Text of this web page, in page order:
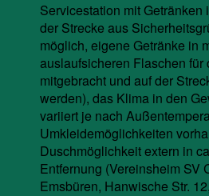
Servicestation mit Getränken
der Strecke aus
möglich, eigene Getränke in
auslaufsicheren Flaschen für
mitgebracht und auf der
werden), das Klima in den
variiert je nach
Umkleidemöglichkeiten
Duschmöglichkeit extern in
Entfernung (Vereinsheim SV
Emsbüren, Hanwische Str.